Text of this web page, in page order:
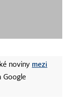
noviny mezi
Google